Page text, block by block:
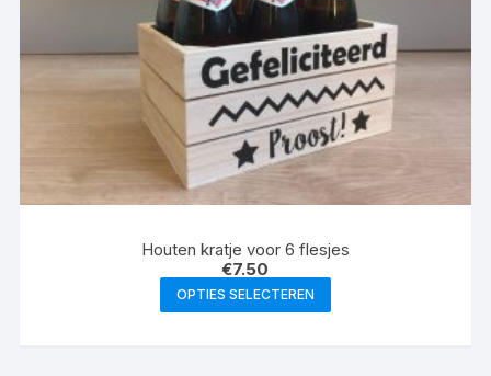
worden
op
de
productpagina
Houten kratje voor 6 flesjes
€7.50
OPTIES SELECTEREN
product